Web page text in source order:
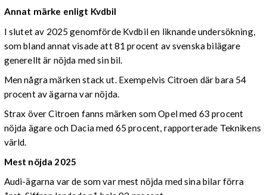
Annat märke enligt Kvdbil
I slutet av 2025 genomförde Kvdbil en liknande undersökning,
som bland annat visade att 81 procent av svenska bilägare
generellt är nöjda med sin bil.
Men några märken stack ut. Exempelvis Citroen där bara 54
procent av ägarna var nöjda.
Strax över Citroen fanns märken som Opel med 63 procent
nöjda ägare och Dacia med 65 procent, rapporterade Teknikens
värld.
Mest nöjda 2025
Audi-ägarna var de som var mest nöjda med sina bilar förra